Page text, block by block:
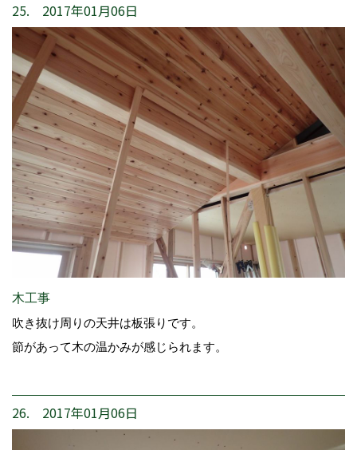
25. 2017年01月06日
木工事
吹き抜け周りの天井は板張りです。
節があって木の温かみが感じられます。
26. 2017年01月06日